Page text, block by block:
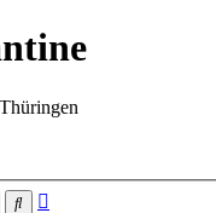
Suche